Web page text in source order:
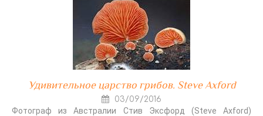
Удивительное царство грибов. Steve Axford
03/09/2016
Фотограф из Австралии Стив Эксфорд (Steve Axford)